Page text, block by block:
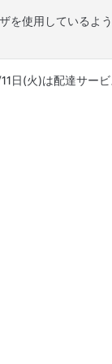
を使用しているよ
日(火)は配達サー